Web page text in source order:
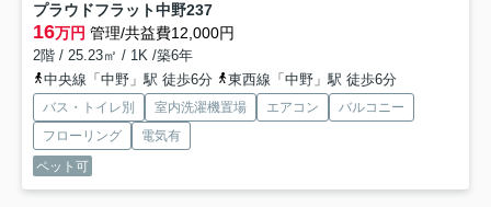
プラウドフラット中野237
16万円 管理/共益費12,000円
2階 / 25.23㎡ / 1K /築6年
中央線「中野」駅 徒歩6分
東西線「中野」駅 徒歩6分
バス・トイレ別 室内洗濯機置場 エアコン
バルコニー
フローリング
電気有
ペット可